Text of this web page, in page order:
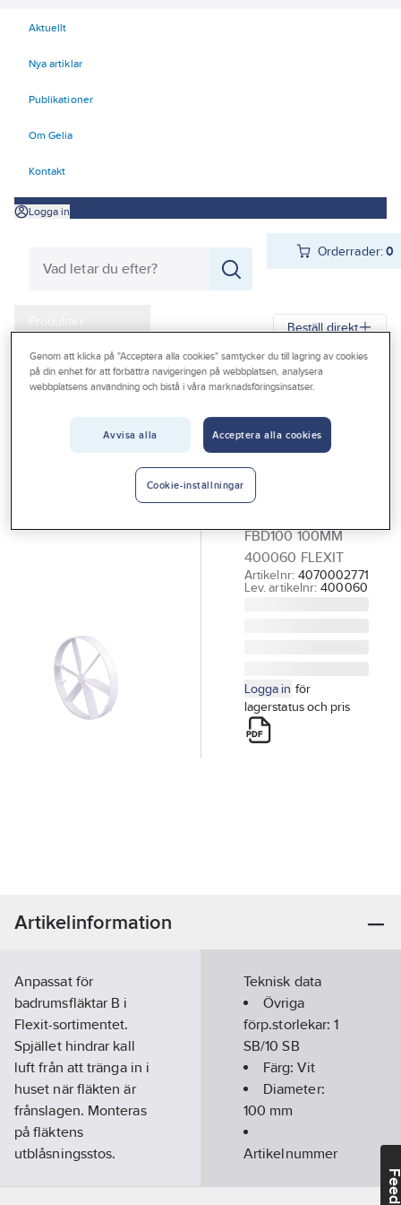
Aktuellt
Nya artiklar
Publikationer
Om Gelia
Kontakt
Logga in
Orderrader:0
Produkter
Kampanjer
Outlet
Beställ direkt
Gelia Produkter Gelia Ventilation
Ventilationssystem
Backspjäll,
Flexit
FBD100 100MM
400060 FLEXIT
Artikelnr: 4070002771
Lev. artikelnr: 400060
Logga in för
lagerstatus och pris
Artikelinformation
Anpassat för
badrumsfläktar B i
Flexit-sortimentet.
Spjället hindrar kall
luft från att tränga in i
huset när fläkten är
frånslagen. Monteras
på fläktens
utblåsningsstos.
Teknisk data
Övriga
förp.storlekar:1
SB/10 SB
Färg:Vit
Diameter:
100 mm
Artikelnummer
Genom att klicka på "Acceptera alla cookies" samtycker du till lagring av cookies
på din enhet för att förbättra navigeringen på webbplatsen, analysera
webbplatsens användning och bistå i våra marknadsföringsinsatser.
Avvisa alla Acceptera alla cookies
Cookie-inställningar